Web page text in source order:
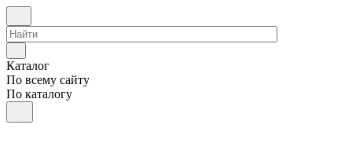
Каталог
По всему сайту
По каталогу